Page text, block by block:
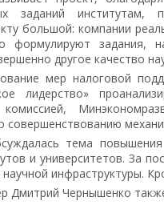
заданий институтам,
большой: компании
формулируют задания,
другое качество
мер налоговой
лидерство»
совершенствованию
тема
и университетов. За
инфраструктуры.
Дмитрий Чернышенко